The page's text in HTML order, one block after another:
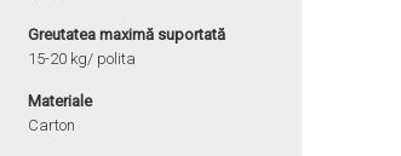
Greutatea maximă suportată
15-20 kg/ polita
Materiale
Carton